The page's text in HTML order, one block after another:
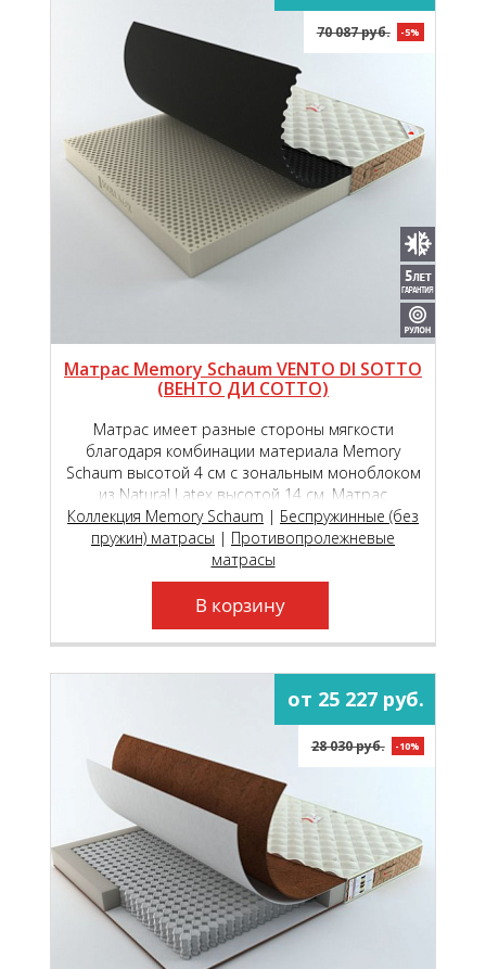
70 087 руб. -5%
Матрас Memory Schaum VENTO DI SOTTO
(ВЕНТО ДИ СОТТО)
Матрас имеет разные стороны мягкости
благодаря комбинации материала Memory
Schaum высотой 4 см с зональным моноблоком
из Natural Latex высотой 14 см. Матрас
подходит для трансформируемых оснований.
Коллекция Memory Schaum | Беспружинные (без
пружин) матрасы | Противопролежневые
матрасы
В корзину
от 25 227 руб.
28 030 руб. -10%